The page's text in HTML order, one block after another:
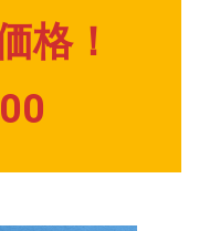
格！